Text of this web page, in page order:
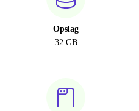
Opslag
32 GB